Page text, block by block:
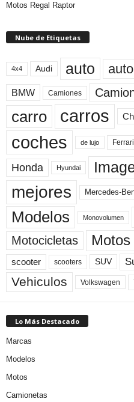
Motos Regal Raptor
Nube de Etiquetas
4x4 Audi auto
BMW Camiones
carro carros
coches de lujo Ferrari
Honda Hyundai
mejores Mercedes-
Modelos Monovolumen
Motocicletas Motos
scooter scooters SUV
Vehiculos Volkswagen
Lo Más Destacado
Marcas
Modelos
Motos
Camionetas